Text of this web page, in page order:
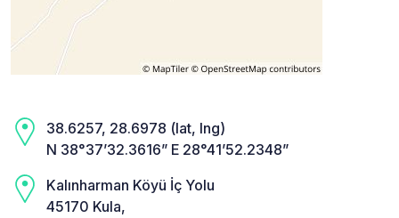
38.6257, 28.6978 (lat, lng)
N 38°37’32.3616” E 28°41’52.2348”
Kalınharman Köyü İç Yolu
45170 Kula,